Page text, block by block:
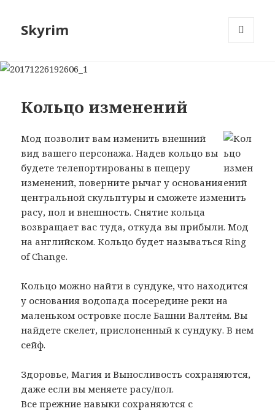
Skyrim
Кольцо изменений
Мод позволит вам изменить внешний
вид вашего персонажа. Надев кольцо вы
будете телепортированы в пещеру
изменений, поверните рычаг у основания
центральной скульптуры и сможете изменить
расу, пол и внешность. Снятие кольца
возвращает вас туда, откуда вы прибыли. Мод
на английском. Кольцо будет называться Ring
of Change.
Кольцо можно найти в сундуке, что находится
у основания водопада посередине реки на
маленьком островке после Башни Валтейм. Вы
найдете скелет, прислоненный к сундуку. В нем
сейф.
Здоровье, Магия и Выносливость сохраняются,
даже если вы меняете расу/пол.
Все прежние навыки сохраняются с